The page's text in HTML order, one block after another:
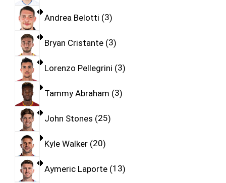
Andrea Belotti 3
Bryan Cristante 3
Lorenzo Pellegrini 3
Tammy Abraham 3
John Stones 25
Kyle Walker 20
Aymeric Laporte 13